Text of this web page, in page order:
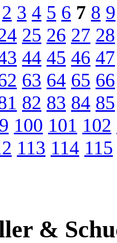
2 3 4 5 6 7 8 9
25 26 27 28
44 45 46 47
63 64 65 66
82 83 84 85
100 101 102
113 114 115
&